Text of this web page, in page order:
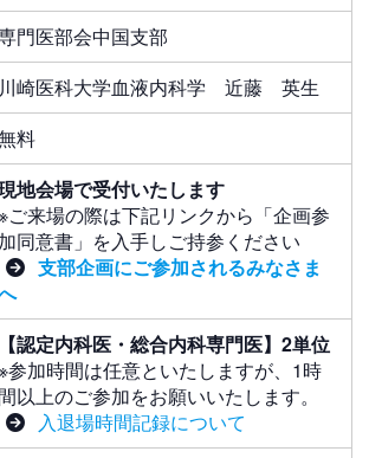
門医部会中国支部
川崎医科大学血液内科学 近藤 英生
料
地会場で受付いたします
ご来場の際は下記リンクから「企画参
加同意書」を入手しご持参ください
支部企画にご参加されるみなさま
【認定内科医・総合内科専門医】2単位
参加時間は任意といたしますが、1時
間以上のご参加をお願いいたします。
入退場時間記録について